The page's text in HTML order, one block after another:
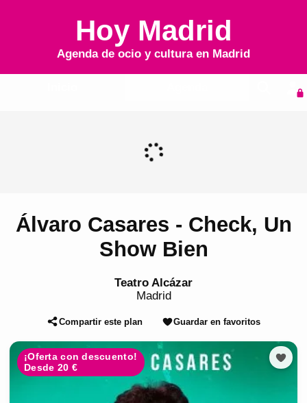
Hoy Madrid
Agenda de ocio y cultura en Madrid
Álvaro Casares - Check, Un
Show Bien
Teatro Alcázar
Madrid
Compartir este plan Guardar en favoritos
¡Oferta con descuento!
Desde 20 €